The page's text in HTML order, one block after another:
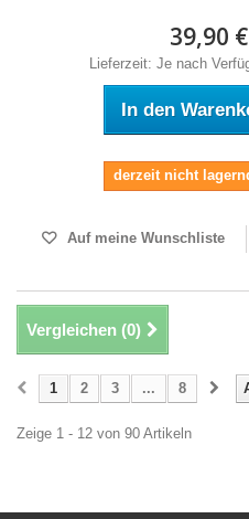
39,90 €
Lieferzeit: Je nach
In den
derzeit nicht
Auf meine Wunschliste
Vergleichen (0)
1 2 3 ... 8
Zeige 1 - 12 von 90 Artikeln